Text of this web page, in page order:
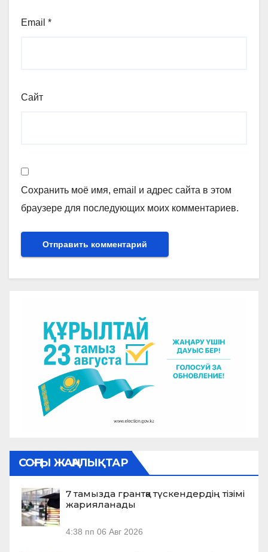
Email *
Сайт
Сохранить моё имя, email и адрес сайта в этом
браузере для последующих моих комментариев.
СОҢҒЫ ЖАҢАЛЫҚТАР
7 тамызда грантқа түскендердің тізімі
жарияланады
4:38 пп 06 Авг 2026